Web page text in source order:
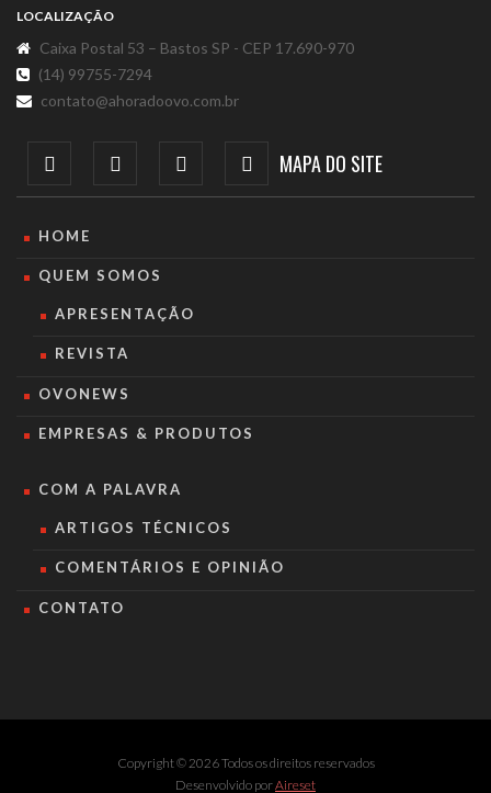
LOCALIZAÇÃO
Caixa Postal 53 – Bastos SP - CEP 17.690-970
(14) 99755-7294
contato@ahoradoovo.com.br
MAPA DO SITE
HOME
QUEM SOMOS
APRESENTAÇÃO
REVISTA
OVONEWS
EMPRESAS & PRODUTOS
COM A PALAVRA
ARTIGOS TÉCNICOS
COMENTÁRIOS E OPINIÃO
CONTATO
Copyright © 2026 Todos os direitos reservados
Desenvolvido porAireset